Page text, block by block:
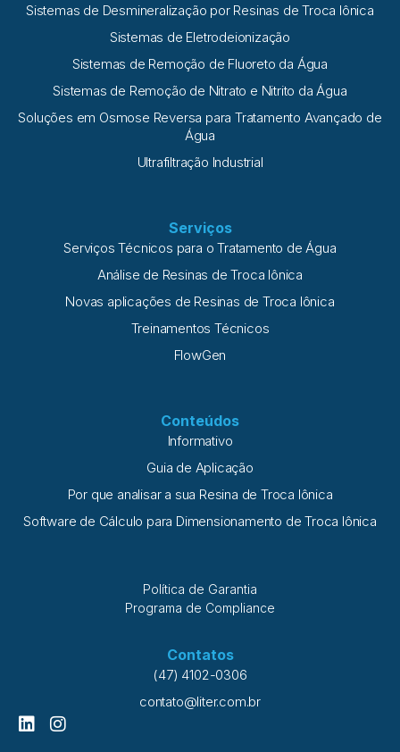
Sistemas de Desmineralização por Resinas de Troca Iônica
Sistemas de Eletrodeionização
Sistemas de Remoção de Fluoreto da Água
Sistemas de Remoção de Nitrato e Nitrito da Água
Soluções em Osmose Reversa para Tratamento Avançado de
Água
Ultrafiltração Industrial
Serviços
Serviços Técnicos para o Tratamento de Água
Análise de Resinas de Troca Iônica
Novas aplicações de Resinas de Troca Iônica
Treinamentos Técnicos
FlowGen
Conteúdos
Informativo
Guia de Aplicação
Por que analisar a sua Resina de Troca Iônica
Software de Cálculo para Dimensionamento de Troca Iônica
Política de Garantia
Programa de Compliance
Contatos
(47) 4102-0306
contato@liter.com.br